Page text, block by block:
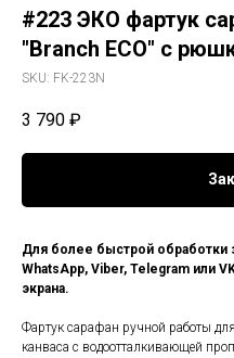
#223 ЭКО фартук
"Branch ECO" с
SKU: FK-223N
3 790 ₽
Для более быстрой обработки
WhatsApp, Viber, Telegram или
экрана.
Фартук сарафан ручной работы
канваса с водоотталкивающей